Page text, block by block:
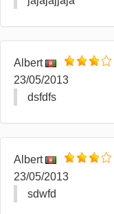
Albert
23/05/2013
dsfdfs
Albert
23/05/2013
sdwfd